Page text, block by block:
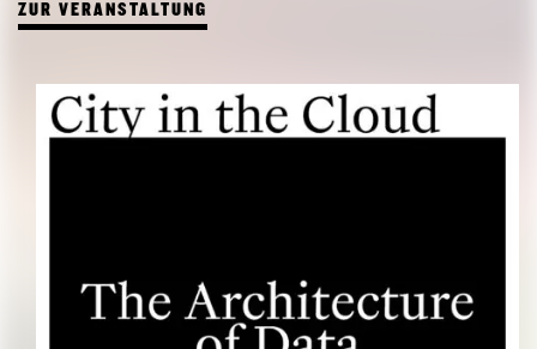
ZUR VERANSTALTUNG